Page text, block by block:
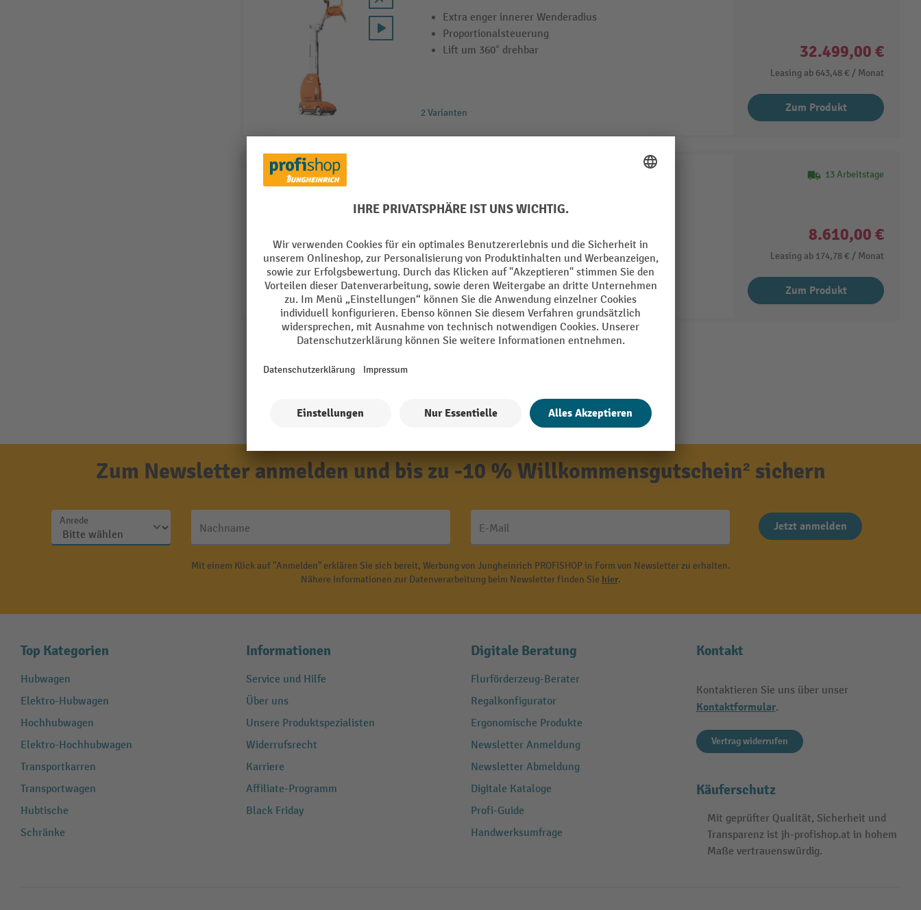
Extra enger innerer Wenderadius
Proportionalsteuerung
Lift um 360° drehbar
2 Varianten
32.499,00 €
Leasing ab 643,48 € / Monat
Zum Produkt
Patentiertes „Girder Lock“-Teleskopmast-System
Integriertes Rückkippsystem
5 Varianten
13 Arbeitstage
8.610,00 €
Leasing ab 174,78 € / Monat
Zum Produkt
Zum Newsletter anmelden und bis zu -10 % Willkommensgutschein² sichern
Anrede
Nachname E-Mail Jetzt anmelden
Mit einem Klick auf "Anmelden" erklären Sie sich bereit, Werbung von Jungheinrich PROFISHOP in Form von Newsletter zu erhalten.
Nähere Informationen zur Datenverarbeitung beim Newsletter finden Sie hier.
Top Kategorien
Hubwagen
Elektro-Hubwagen
Hochhubwagen
Elektro-Hochhubwagen
Transportkarren
Transportwagen
Hubtische
Schränke
Informationen
Service und Hilfe
Über uns
Unsere Produktspezialisten
Widerrufsrecht
Karriere
Affiliate-Programm
Black Friday
Digitale Beratung
Flurförderzeug-Berater
Regalkonfigurator
Ergonomische Produkte
Newsletter Anmeldung
Newsletter Abmeldung
Digitale Kataloge
Profi-Guide
Handwerksumfrage
Kontakt
Kontaktieren Sie uns über unser
Kontaktformular.
Vertrag widerrufen
Käuferschutz
Mit geprüfter Qualität, Sicherheit und
Transparenz ist jh-profishop.at in hohem
Maße vertrauenswürdig.